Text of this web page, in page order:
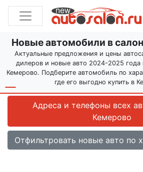
Новые автомобили в
Актуальные предложения и цены
дилеров и новые авто 2024-2025 года
Кемерово. Подберите автомобиль по
где его выгодно купить в
Адреса и телефоны всех
Кемерово
Отфильтровать новые авто по